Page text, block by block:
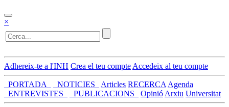
×
Adhereix-te a l'INH Crea el teu compte Accedeix al teu compte
_PORTADA_ _NOTICIES_ Articles RECERCA Agenda
_ENTREVISTES_
_PUBLICACIONS_ Opinió Arxiu Universitat